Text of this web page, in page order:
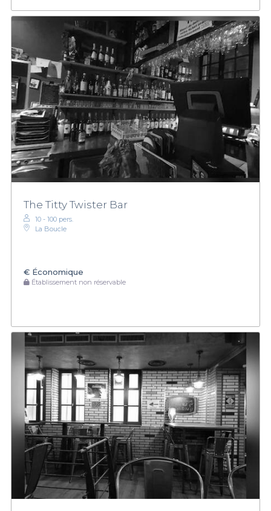
The Titty Twister Bar
10 - 100 pers.
La Boucle
€ Économique
Établissement non réservable